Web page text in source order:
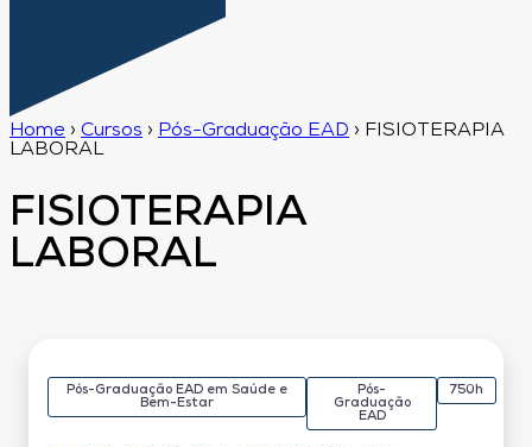
Home › Cursos › Pós-Graduação EAD › FISIOTERAPIA
LABORAL
FISIOTERAPIA
LABORAL
Pós-Graduação EAD em Saúde e
Bem-Estar
Pós-
Graduação
EAD
750h